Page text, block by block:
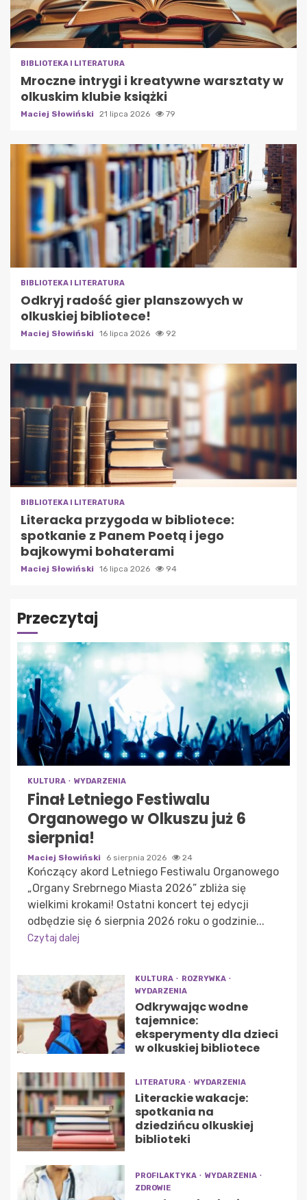
BIBLIOTEKA I LITERATURA
Mroczne intrygi i kreatywne warsztaty w
olkuskim klubie książki
Maciej Słowiński 21 lipca 2026 79
BIBLIOTEKA I LITERATURA
Odkryj radość gier planszowych w
olkuskiej bibliotece!
Maciej Słowiński 16 lipca 2026 92
BIBLIOTEKA I LITERATURA
Literacka przygoda w bibliotece:
spotkanie z Panem Poetą i jego
bajkowymi bohaterami
Maciej Słowiński 16 lipca 2026 94
Przeczytaj
KULTURA WYDARZENIA
Finał Letniego Festiwalu
Organowego w Olkuszu już 6
sierpnia!
Maciej Słowiński 6 sierpnia 2026 24
Kończący akord Letniego Festiwalu Organowego
„Organy Srebrnego Miasta 2026” zbliża się
wielkimi krokami! Ostatni koncert tej edycji
odbędzie się 6 sierpnia 2026 roku o godzinie...
Czytaj dalej
KULTURA
ROZRYWKA
WYDARZENIA
Odkrywając wodne
tajemnice:
eksperymenty dla dzieci
w olkuskiej bibliotece
LITERATURA WYDARZENIA
Literackie wakacje:
spotkania na
dziedzińcu olkuskiej
biblioteki
PROFILAKTYKA
WYDARZENIA
ZDROWIE